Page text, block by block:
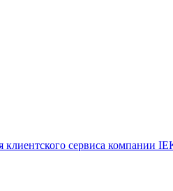
клиентского сервиса компании